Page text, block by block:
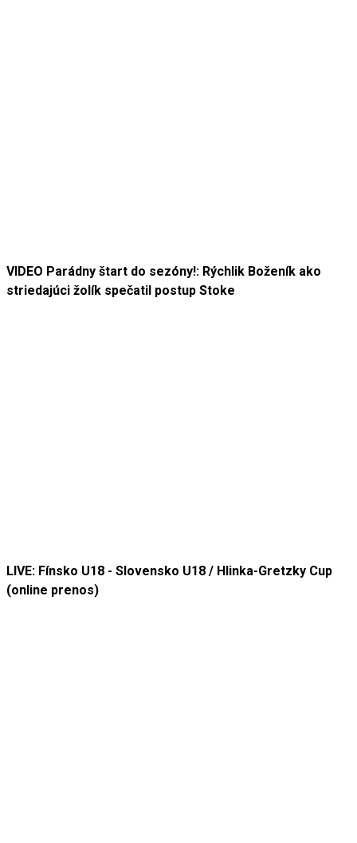
VIDEO Parádny štart do sezóny!: Rýchlik Boženík ako
striedajúci žolík spečatil postup Stoke
LIVE: Fínsko U18 - Slovensko U18 / Hlinka-Gretzky Cup
(online prenos)